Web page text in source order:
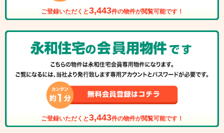
ご登録いただくと3,443件の物件が閲覧可能です！
ご登録いただくと3,443件の物件が閲覧可能です！